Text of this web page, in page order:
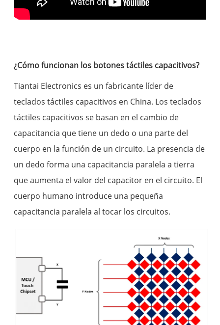
¿Cómo funcionan los botones táctiles capacitivos?
Tiantai Electronics es un fabricante líder de
teclados táctiles capacitivos en China. Los teclados
táctiles capacitivos se basan en el cambio de
capacitancia que tiene un dedo o una parte del
cuerpo en la función de un circuito. La presencia de
un dedo forma una capacitancia paralela a tierra
que aumenta el valor del capacitor en el circuito. El
cuerpo humano introduce una pequeña
capacitancia paralela al tocar los circuitos.